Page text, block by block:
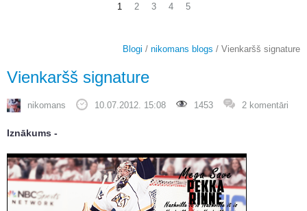
1 2 3 4 5
Blogi / nikomans blogs / Vienkaršš signature
Vienkaršš signature
nikomans 10.07.2012. 15:08 1453 2 komentāri
Iznākums -